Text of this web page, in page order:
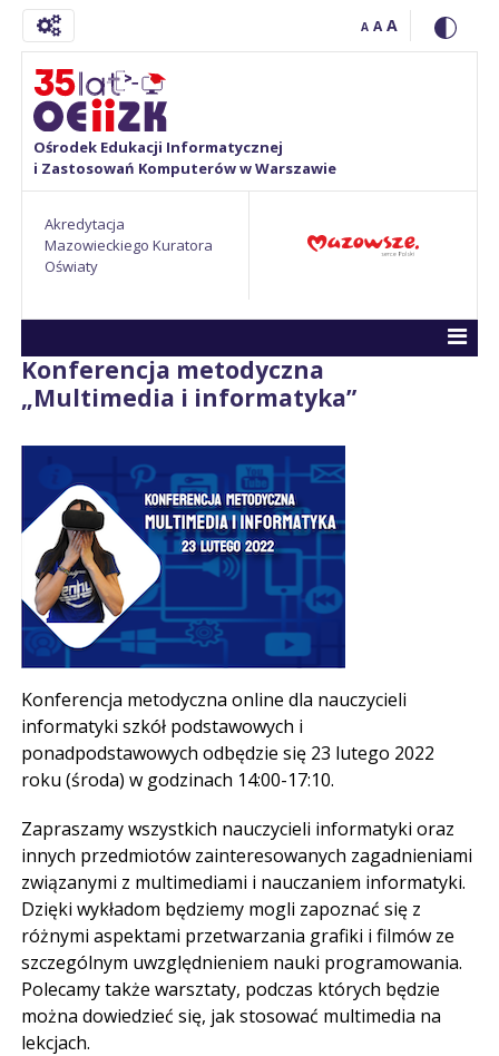
A A A
Ośrodek Edukacji Informatycznej
i Zastosowań Komputerów w Warszawie
Akredytacja
Mazowieckiego Kuratora
Oświaty
Konferencja metodyczna
„Multimedia i informatyka”
Konferencja metodyczna online dla nauczycieli
informatyki szkół podstawowych i
ponadpodstawowych odbędzie się 23 lutego 2022
roku (środa) w godzinach 14:00-17:10.
Zapraszamy wszystkich nauczycieli informatyki oraz
innych przedmiotów zainteresowanych zagadnieniami
związanymi z multimediami i nauczaniem informatyki.
Dzięki wykładom będziemy mogli zapoznać się z
różnymi aspektami przetwarzania grafiki i filmów ze
szczególnym uwzględnieniem nauki programowania.
Polecamy także warsztaty, podczas których będzie
można dowiedzieć się, jak stosować multimedia na
lekcjach.